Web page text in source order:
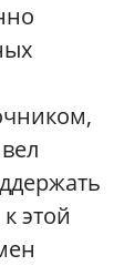
этой